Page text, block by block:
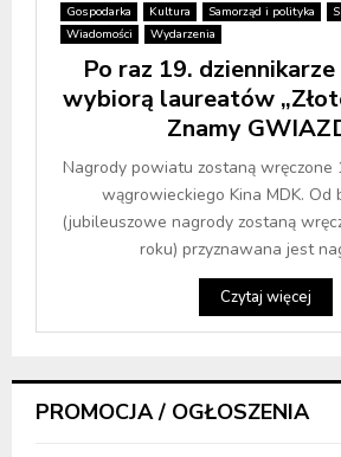
Gospodarka Kultura Samorząd i polityka
Wiadomości
Wydarzenia
Po raz 19.
wybiorą laureatów
Znamy
Nagrody powiatu zostaną wręczone
wągrowieckiego Kina MDK. Od
(jubileuszowe nagrody zostaną
roku) przyznawana jest
Czytaj więcej
PROMOCJA / OGŁOSZENIA